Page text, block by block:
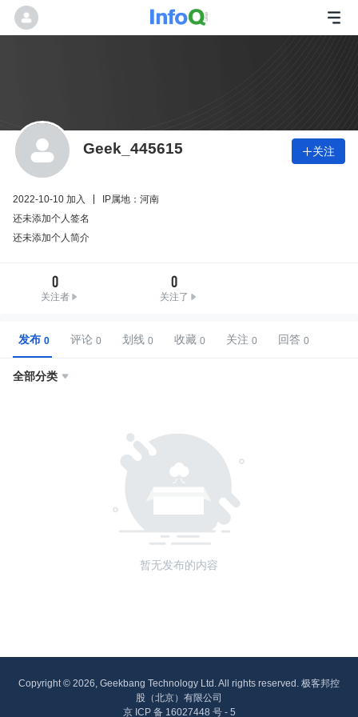
Geek_445615 关注
2022-10-10 加入
IP属地：河南
还未添加个人签名
还未添加个人简介
0
关注者
0
关注了
发布 评论 划线 收藏 关注 回答
全部分类 
暂无发布的内容
Copyright © 2026, Geekbang Technology Ltd. All rights reserved. 极客邦控
股（北京）有限公司
京 ICP 备 16027448 号 - 5